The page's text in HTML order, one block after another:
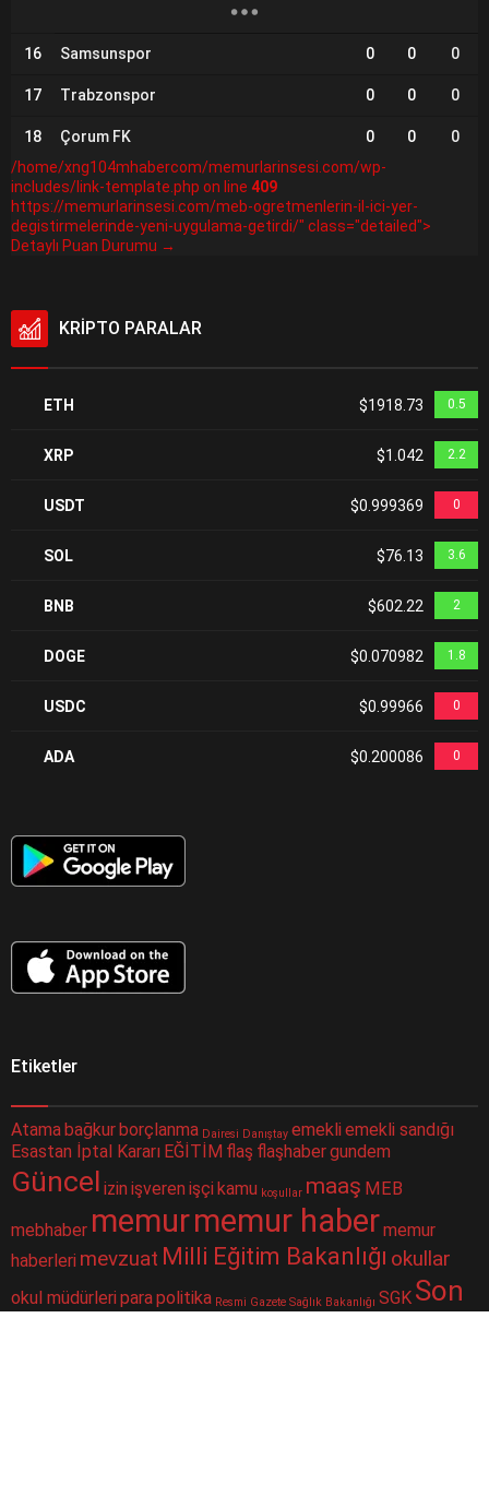
16 Samsunspor 0 0 0
17 Trabzonspor 0 0 0
18 Çorum FK 0 0
0
/home/xng104mhabercom/memurlarinsesi.com/wp-
includes/link-template.php on line 409
https://memurlarinsesi.com/meb-ogretmenlerin-il-ici-yer-
degistirmelerinde-yeni-uygulama-getirdi/" class="detailed">
Detaylı Puan Durumu →
KRİPTO PARALAR
ETH $1918.73 0.5
XRP $1.042 2.2
USDT $0.999369 0
SOL $76.13 3.6
BNB $602.22 2
DOGE $0.070982 1.8
USDC $0.99966 0
ADA $0.200086 0
Etiketler
Atamabağkurborçlanma Dairesi Danıştay emekliemekli sandığı
Esastan İptal Kararı EĞİTİM flaş flaşhabergundem
Güncel izin işveren işçikamu koşullar maaş MEB
mebhaber memurmemur habermemur
haberleri mevzuat Milli Eğitim Bakanlığı okullar
okul müdürleriparapolitika Resmi Gazete Sağlık Bakanlığı SGK Son